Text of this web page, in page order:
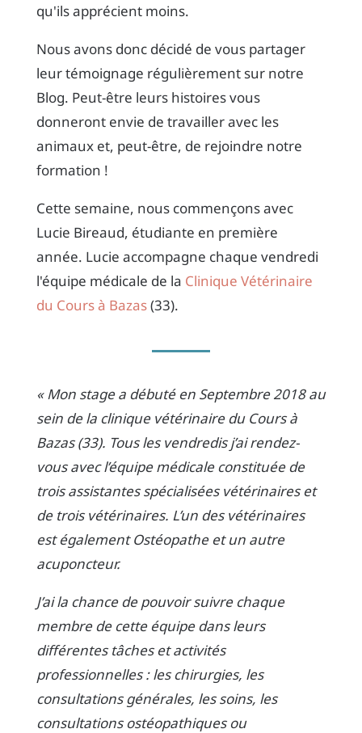
qu'ils apprécient moins.
Nous avons donc décidé de vous partager
leur témoignage régulièrement sur notre
Blog. Peut-être leurs histoires vous
donneront envie de travailler avec les
animaux et, peut-être, de rejoindre notre
formation !
Cette semaine, nous commençons avec
Lucie Bireaud, étudiante en première
année. Lucie accompagne chaque vendredi
l'équipe médicale de la Clinique Vétérinaire
du Cours à Bazas(33).
« Mon stage a débuté en Septembre 2018 au
sein de la clinique vétérinaire du Cours à
Bazas (33). Tous les vendredis j’ai rendez-
vous avec l’équipe médicale constituée de
trois assistantes spécialisées vétérinaires et
de trois vétérinaires. L’un des vétérinaires
est également Ostéopathe et un autre
acuponcteur.
J’ai la chance de pouvoir suivre chaque
membre de cette équipe dans leurs
différentes tâches et activités
professionnelles : les chirurgies, les
consultations générales, les soins, les
consultations ostéopathiques ou